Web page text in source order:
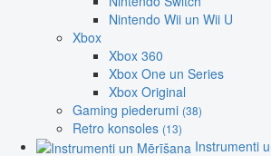
Nintendo Wii un Wii U
Xbox
Xbox 360
Xbox One un Series
Xbox Original
Gaming piederumi (38)
Retro konsoles (13)
Instrumenti